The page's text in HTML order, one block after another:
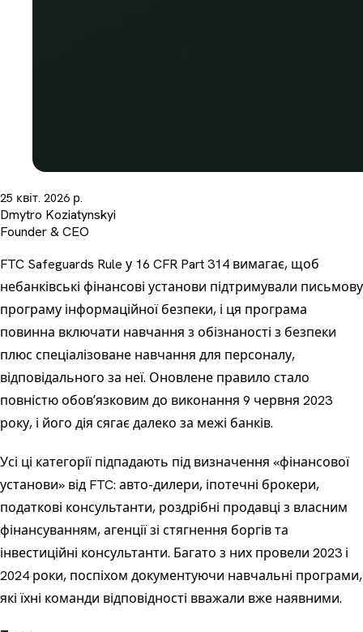
25 квіт. 2026 р.
Dmytro Koziatynskyi
Founder & CEO
FTC Safeguards Rule у 16 CFR Part 314 вимагає, щоб
небанківські фінансові установи підтримували письмову
програму інформаційної безпеки, і ця програма
повинна включати навчання з обізнаності з безпеки
плюс спеціалізоване навчання для персоналу,
відповідального за неї. Оновлене правило стало
повністю обовʼязковим до виконання 9 червня 2023
року, і його дія сягає далеко за межі банків.
Усі ці категорії підпадають під визначення «фінансової
установи» від FTC: авто-дилери, іпотечні брокери,
податкові консультанти, роздрібні продавці з власним
фінансуванням, агенції зі стягнення боргів та
інвестиційні консультанти. Багато з них провели 2023 і
2024 роки, поспіхом документуючи навчальні програми,
які їхні команди відповідності вважали вже наявними.